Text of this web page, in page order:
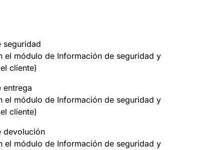
seguridad
el módulo de Información de seguridad y
cliente)
entrega
el módulo de Información de seguridad y
cliente)
devolución
el módulo de Información de seguridad y